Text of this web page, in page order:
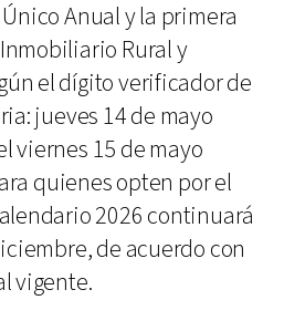
Anual y la primera
Rural y
el dígito verificador de
jueves 14 de mayo
viernes 15 de mayo
quienes opten por el
2026 continuará
de acuerdo con
vigente.